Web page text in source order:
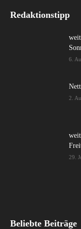
Redaktionstipp
6.
2.
29.
Beliebte Beiträge